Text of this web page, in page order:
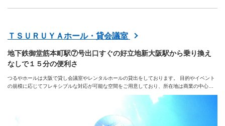
ＴＳＵＲＵＹＡホール・貸会議室
地下鉄御堂筋本町駅⑦号出口すぐの好立地新大阪駅から乗り換え
なしで１５分の便利さ
つるやホールは大阪で貸し会議室やレンタルホールの貸出をしております。 目的やイベント
の規模に応じてフレキシブルな対応が可能な空間をご用意しており、所在地は商業の中心地
である『大阪市中央区本町』という抜群の立地条件を誇る、貸し会議室・レンタルスペース